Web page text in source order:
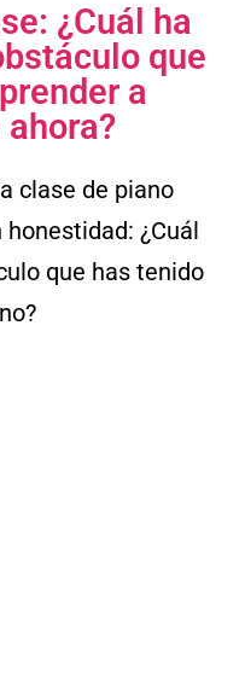
¿Cuál ha
que
a
clase de piano
¿Cuál
que has tenido